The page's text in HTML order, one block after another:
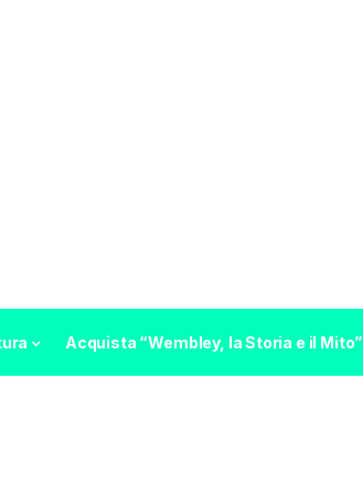
Acquista “Wembley, la Storia e il Mito”